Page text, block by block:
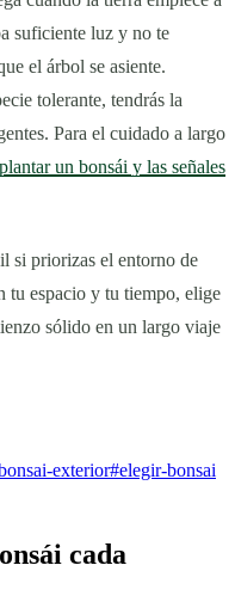
suficiente luz y no te
el árbol se asiente.
tolerante, tendrás la
Para el cuidado a largo
un bonsái y las señales
si priorizas el entorno de
tu espacio y tu tiempo, elige
sólido en un largo viaje
exterior#elegir-bonsai
cada